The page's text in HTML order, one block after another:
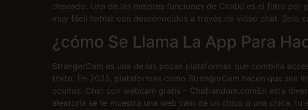
deseado. Una de las mejores funciones de Chatki es el filtro
muy fácil hablar con desconocidos a través de video chat. Solo
¿cómo Se Llama La App Para
StrangerCam es una de las pocas plataformas que combina
texto. En 2025, plataformas como StrangerCam hacen que sea
ocultos. Chat con webcam gratis – Chatrandom.comEn esta
aleatoria se te muestra una web cam de un chico o una chica,